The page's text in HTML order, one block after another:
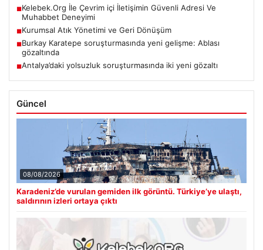
■Kelebek.Org İle Çevrim içi İletişimin Güvenli Adresi Ve
Muhabbet Deneyimi
■Kurumsal Atık Yönetimi ve Geri Dönüşüm
■Burkay Karatepe soruşturmasında yeni gelişme: Ablası
gözaltında
■Antalya’daki yolsuzluk soruşturmasında iki yeni gözaltı
Güncel
08/08/2026
Karadeniz’de vurulan gemiden ilk görüntü. Türkiye’ye ulaştı,
saldırının izleri ortaya çıktı